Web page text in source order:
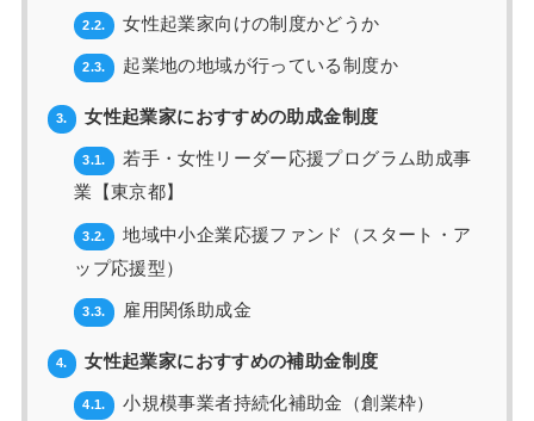
2.2. 女性起業家向けの制度かどうか
2.3. 起業地の地域が行っている制度か
3. 女性起業家におすすめの助成金制度
3.1.
若手・女性リーダー応援プログラム助成事
業【東京都】
3.2.
地域中小企業応援ファンド（スタート・ア
ップ応援型）
3.3. 雇用関係助成金
4. 女性起業家におすすめの補助金制度
4.1. 小規模事業者持続化補助金（創業枠）